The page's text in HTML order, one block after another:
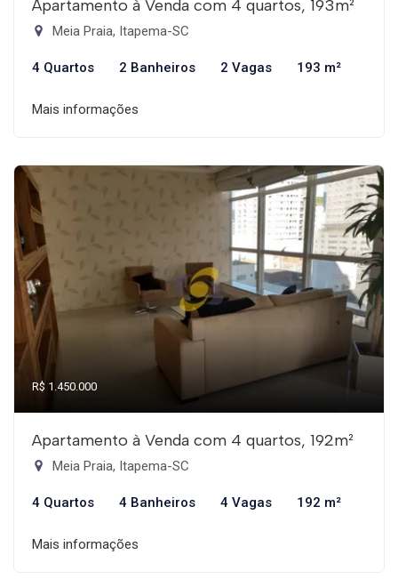
Apartamento à Venda com 4 quartos, 193m²
Meia Praia, Itapema-SC
4 Quartos 2 Banheiros 2 Vagas 193 m²
Mais informações
R$ 1.450.000
Apartamento à Venda com 4 quartos, 192m²
Meia Praia, Itapema-SC
4 Quartos 4 Banheiros 4 Vagas 192 m²
Mais informações